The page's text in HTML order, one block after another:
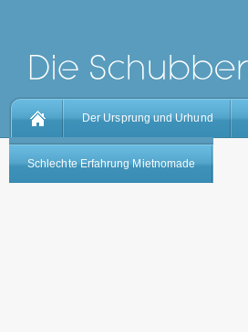
Der Ursprung und Urhund
Schlechte Erfahrung Mietnomade